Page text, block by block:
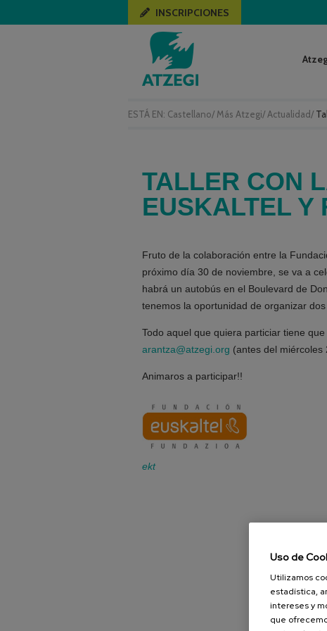
ESTÁ EN: Castellano/ Más Atzegi/ Actualidad/
INSCRIPCIONES
TALLER CON
EUSKALTEL Y
Fruto de la colaboración entre la
próximo día 30 de noviembre, se va a
habrá un autobús en el Boulevard de
tenemos la oportunidad de organizar
Todo aquel que quiera particiar tiene
arantza@atzegi.org (antes del miércoles
Animaros a participar!!
ekt
Uso de
Utilizamos
estadística,
intereses y
que